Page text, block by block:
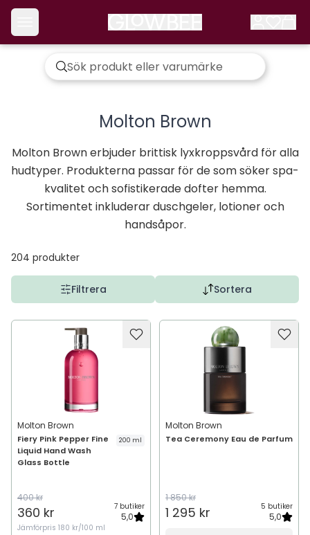
Molton Brown
Molton Brown erbjuder brittisk lyxkroppsvård för alla
hudtyper. Produkterna passar för de som söker spa-
kvalitet och sofistikerade dofter hemma.
Sortimentet inkluderar duschgeler, lotioner och
handsåpor.
204 produkter
Filtrera Sortera
Molton Brown
Fiery Pink Pepper Fine
Liquid Hand Wash
Glass Bottle
200 ml
400 kr
360 kr 7 butiker
5,0
Jämförpris 180 kr/100 ml
Molton Brown
Tea Ceremony Eau de Parfum
1 850 kr
1 295 kr 5 butiker
5,0